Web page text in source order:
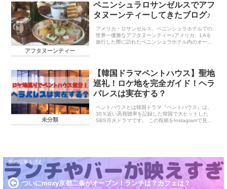
アフタヌーンティー
ペニンシュラロサンゼルスでアフ
タヌーンティーしてきたブログ♪
アメリカ・ロサンゼルス、ペニンシュラホテルでの
世界一優雅なアフタヌーンティー♪アメリカ、LAを
旅行した際に訪れたペニンシュラホテル内のオープ
未分類
【韓国ドラマペントハウス】聖地
巡礼！ロケ地を完全ガイド！ヘラ
パレスは実在する？
ペントハウスとは韓国ドラマ『ペントハウス』は、
30％近い高視聴率を記録した韓国で大ヒットした
SBS月火ドラマです。 この投稿をInstagramで見る
ついにmoxy京都二条がオープン！ランチは？カフェは？